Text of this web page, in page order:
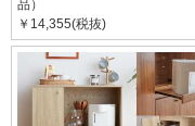
品）
￥14,355(税抜)